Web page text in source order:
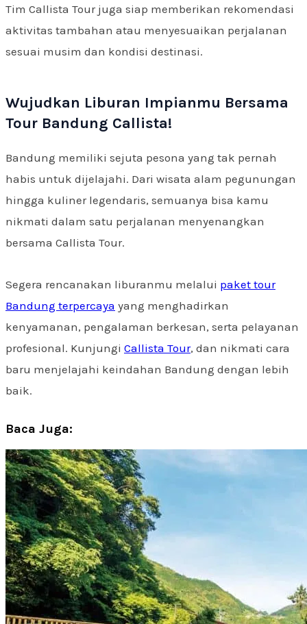
Tim Callista Tour juga siap memberikan rekomendasi
aktivitas tambahan atau menyesuaikan perjalanan
sesuai musim dan kondisi destinasi.
Wujudkan Liburan Impianmu Bersama
Tour Bandung Callista!
Bandung memiliki sejuta pesona yang tak pernah
habis untuk dijelajahi. Dari wisata alam pegunungan
hingga kuliner legendaris, semuanya bisa kamu
nikmati dalam satu perjalanan menyenangkan
bersama Callista Tour.
Segera rencanakan liburanmu melalui paket tour
Bandung terpercaya yang menghadirkan
kenyamanan, pengalaman berkesan, serta pelayanan
profesional. Kunjungi Callista Tour, dan nikmati cara
baru menjelajahi keindahan Bandung dengan lebih
baik.
Baca Juga: